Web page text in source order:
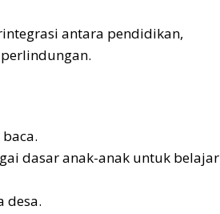
antara pendidikan,
dasar anak-anak untuk belajar
desa.